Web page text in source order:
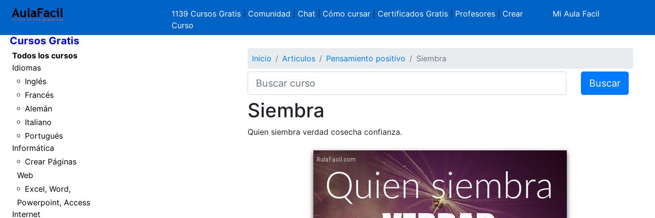
1139 Cursos Gratis Comunidad Chat Cómo cursar| Certificados Gratis| Profesores| Crear
Curso
Mi Aula Facil
Inicio
Cursos Gratis
Todos los cursos
Idiomas
Inglés
Francés
Alemán
Italiano
Portugués
Informática
Crear Páginas
Web
Excel, Word,
Powerpoint, Access
Internet
Inicio Articulos Pensamiento positivo Siembra
Buscar
Siembra
Quien siembra verdad cosecha confianza.